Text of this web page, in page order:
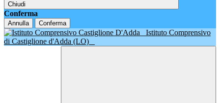
Chiudi
Conferma
Annulla Conferma
Istituto Comprensivo
di Castiglione d'Adda (LO)